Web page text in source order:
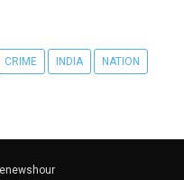
CRIME INDIA NATION